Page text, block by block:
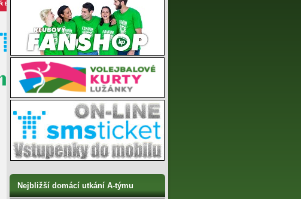
Nejbližší domácí utkání A-týmu